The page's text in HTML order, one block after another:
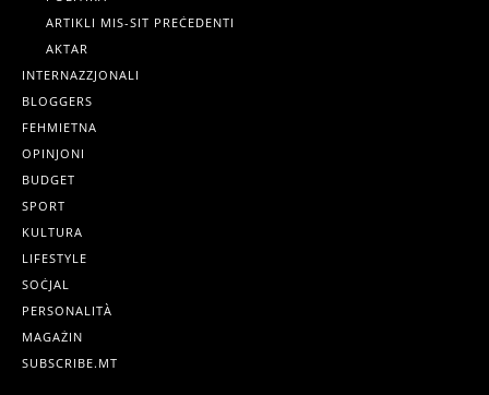
ARTIKLI MIS-SIT PREĊEDENTI
AKTAR
INTERNAZZJONALI
BLOGGERS
FEHMIETNA
OPINJONI
BUDGET
SPORT
KULTURA
LIFESTYLE
SOĊJAL
PERSONALITÀ
MAGAŻIN
SUBSCRIBE.MT